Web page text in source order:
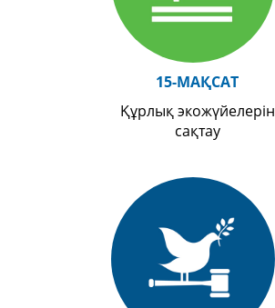
15-МАҚСАТ
Құрлық экожүйелерін
сақтау